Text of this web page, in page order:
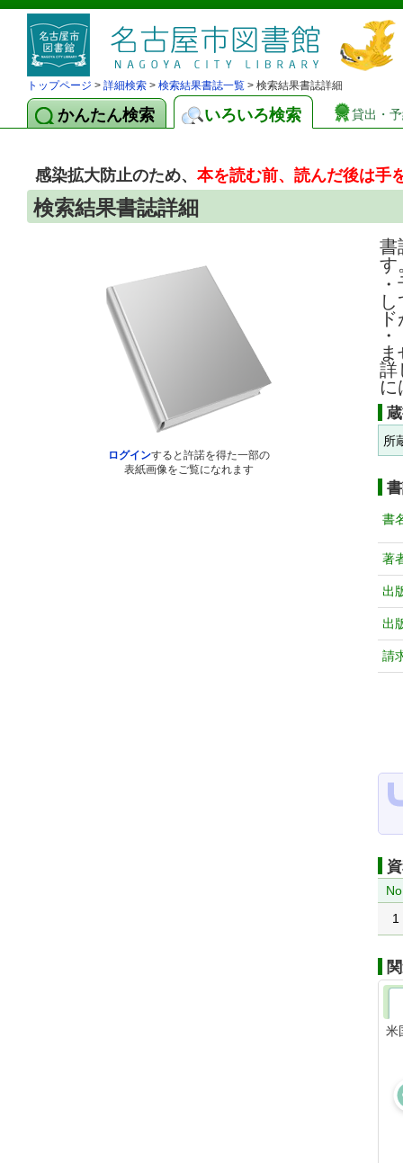
トップページ > 詳細検索 > 検索結果書誌一覧 > 検索結果書誌詳細
かんたん検索 いろいろ検索 貸出・
感染拡大防止のため、本を読む前、読んだ後は手
検索結果書誌詳細
ログインすると許諾を得た一部の
表紙画像をご覧になれます
書
す
詳
に
所
書
著
出
出
請
1
米